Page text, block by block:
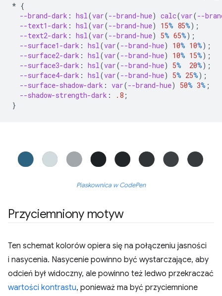
* {
--brand-dark : hsl(var(--brand-hue) calc(var(--
--text1-dark : hsl(var(--brand-hue) 15% 85%);
--text2-dark : hsl(var(--brand-hue) 5% 65%);
--surface1-dark : hsl(var(--brand-hue) 10% 10%);
--surface2-dark : hsl(var(--brand-hue) 10% 15%);
--surface3-dark : hsl(var(--brand-hue) 5% 20%);
--surface4-dark : hsl(var(--brand-hue) 5% 25%);
--surface-shadow-dark : var(--brand-hue) 50% 3% ;
--shadow-strength-dark : .8 ;
}
Piaskownica w CodePen
Przyciemniony motyw
Ten schemat kolorów opiera się na połączeniu jasności
i nasycenia. Nasycenie powinno być wystarczające, aby
odcień był widoczny, ale powinno też ledwo przekraczać
wartości kontrastu, ponieważ ma być przyciemnione